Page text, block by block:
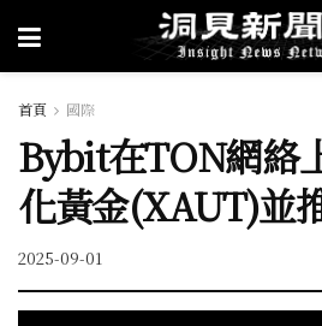
首頁 國際
Bybit在TON網絡
化黃金(XAUT)並
2025-09-01